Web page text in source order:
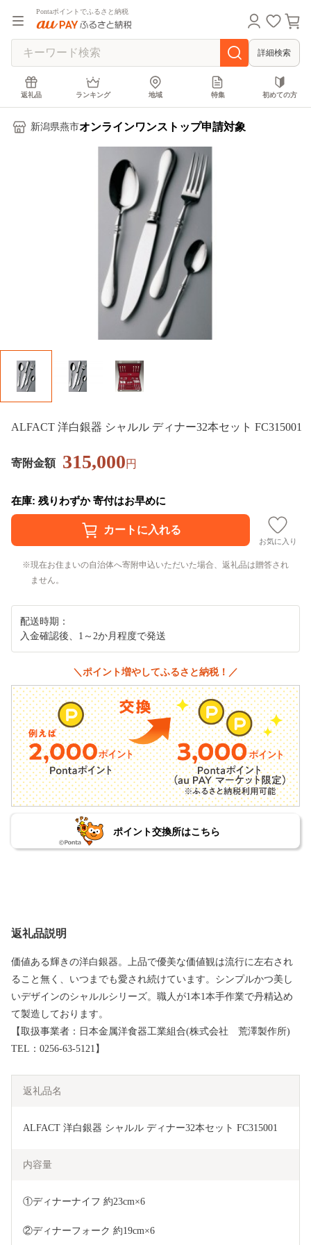
Pontaポイントでふるさと納税
詳細検索
返礼品 ランキング 地域 特集 初めての方
新潟県燕市オンラインワンストップ申請対象
ALFACT 洋白銀器 シャルル ディナー32本セット FC315001
寄附金額 315,000円
在庫: 残りわずか 寄付はお早めに
お気に入り
現在お住まいの自治体へ寄附申込いただいた場合、返礼品は贈答され
ません。
配送時期：
入金確認後、1～2か月程度で発送
＼ポイント増やしてふるさと納税！／
ポイント交換所はこちら
返礼品説明
価値ある輝きの洋白銀器。上品で優美な価値観は流行に左右され
ること無く、いつまでも愛され続けています。シンプルかつ美し
いデザインのシャルルシリーズ。職人が1本1本手作業で丹精込め
て製造しております。
【取扱事業者：日本金属洋食器工業組合(株式会社 荒澤製作所)
TEL：0256-63-5121】
返礼品名
ALFACT 洋白銀器 シャルル ディナー32本セット FC315001
内容量
①ディナーナイフ 約23cm×6
②ディナーフォーク 約19cm×6